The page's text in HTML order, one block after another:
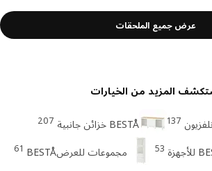
عرض جميع الملحقات
المزيد من الخيارات
137 BESTÅ خزائن جانبية 207
53 مجموعات للعرضBESTÅ 61